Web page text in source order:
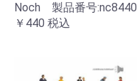
Noch 製品番号:nc8440
￥440 税込